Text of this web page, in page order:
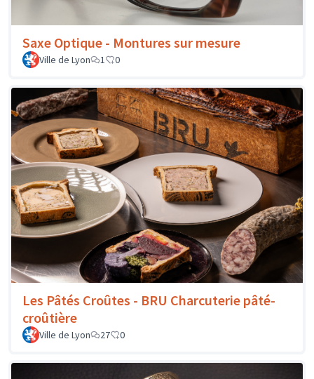
Saxe Optique - Montures sur mesure
Ville de Lyon 1 0
Les Pâtés Croûtes - BRU Charcuterie pâté-
croûtière
Ville de Lyon 27 0